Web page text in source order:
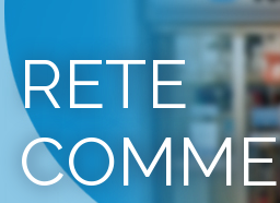
RETE